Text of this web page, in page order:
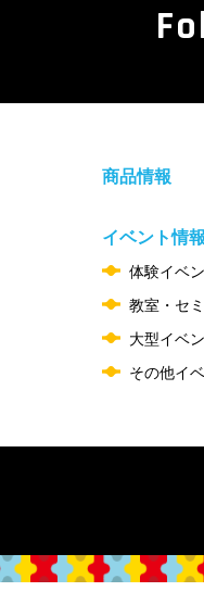
商品情報
イベント情報
体験イベ
教室・セ
大型イベ
その他イ